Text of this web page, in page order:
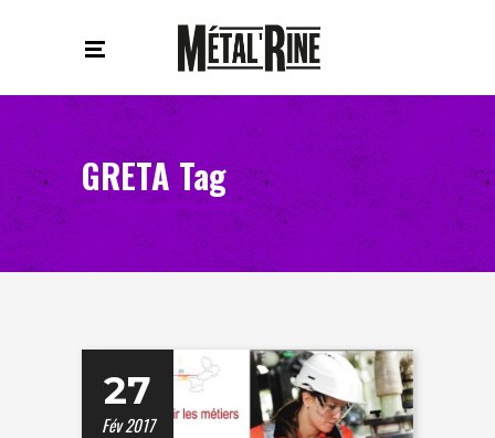
GRETA Tag
27
Fév 2017